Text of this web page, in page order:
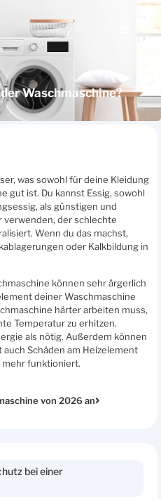
Waschmaschine?
was sowohl für deine Kleidung
gut ist. Du kannst Essig, sowohl
als günstigen und
der schlechte
Wenn du das machst,
oder Kalkbildung in
können sehr ärgerlich
deiner Waschmaschine
härter arbeiten muss,
Temperatur zu erhitzen.
als nötig. Außerdem können
Schäden am Heizelement
mehr funktioniert.
von 2026 an
bei einer